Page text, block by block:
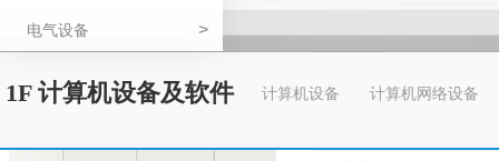
电气设备 >
1F 计算机设备及软件 计算机设备 计算机网络设备